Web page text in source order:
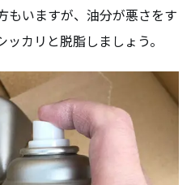
もいますが、油分が悪さをす
カリと脱脂しましょう。